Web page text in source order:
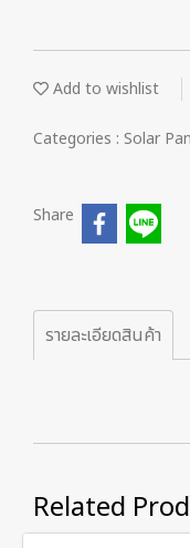
Add to wishlist
Categories : Solar
Share
รายละเอียดสินค้า
Related